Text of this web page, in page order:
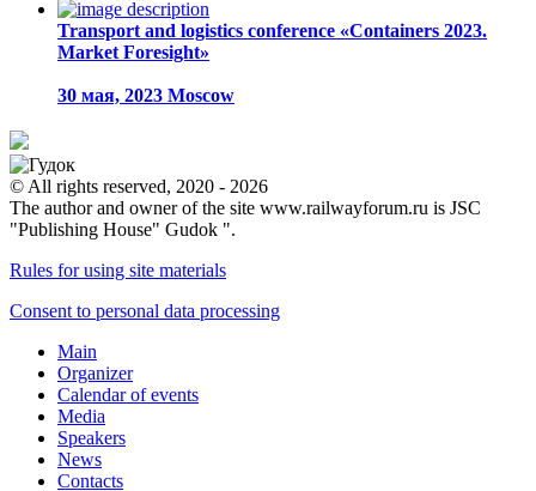
Transport and logistics conference «Containers 2023.
Market Foresight»
30 мая, 2023 Moscow
© All rights reserved, 2020 - 2026
The author and owner of the site www.railwayforum.ru is JSC
"Publishing House" Gudok ".
Rules for using site materials
Consent to personal data processing
Main
Organizer
Calendar of events
Media
Speakers
News
Contacts